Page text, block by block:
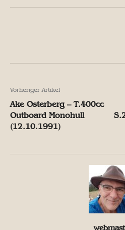
Vorheriger Artikel
Ake Osterberg – T.400cc
Outboard Monohull
(12.10.1991)